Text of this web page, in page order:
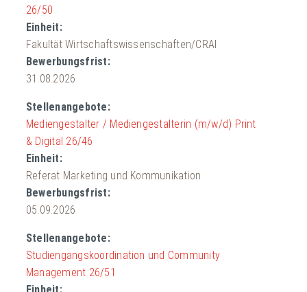
26/50
Fakultät Wirtschaftswissenschaften/CRAI
31.08.2026
Mediengestalter / Mediengestalterin (m/w/d) Print
& Digital 26/46
Referat Marketing und Kommunikation
05.09.2026
Studiengangskoordination und Community
Management 26/51